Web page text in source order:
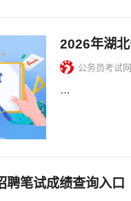
2026年湖
公务员考试网
…
聘笔试成绩查询入口